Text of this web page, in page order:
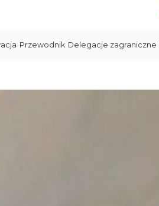
Przewodnik Delegacje zagraniczne